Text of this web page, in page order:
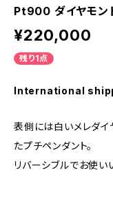
Pt900 ダイヤモン
¥220,000
残り1点
International
表側には白いメレダ
たプチペンダント。
リバーシブルでお使い